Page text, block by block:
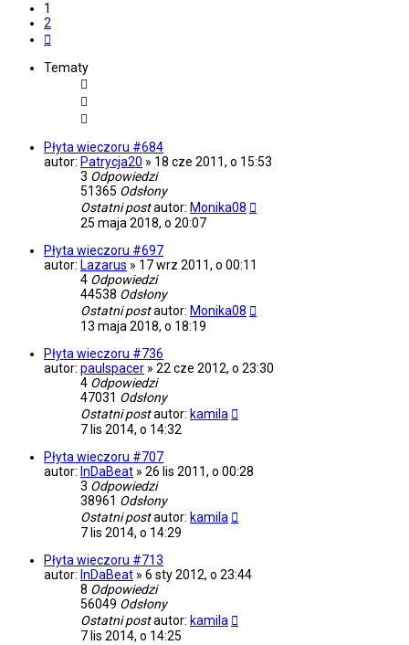
1
2
Tematy
Płyta wieczoru #684
autor: Patrycja20 » 18 cze 2011, o 15:53
3 Odpowiedzi
51365 Odsłony
Ostatni postautor: Monika08
25 maja 2018, o 20:07
Płyta wieczoru #697
autor: Lazarus » 17 wrz 2011, o 00:11
4 Odpowiedzi
44538 Odsłony
Ostatni postautor: Monika08
13 maja 2018, o 18:19
Płyta wieczoru #736
autor: paulspacer » 22 cze 2012, o 23:30
4 Odpowiedzi
47031 Odsłony
Ostatni postautor: kamila
7 lis 2014, o 14:32
Płyta wieczoru #707
autor: InDaBeat » 26 lis 2011, o 00:28
3 Odpowiedzi
38961 Odsłony
Ostatni postautor: kamila
7 lis 2014, o 14:29
Płyta wieczoru #713
autor: InDaBeat » 6 sty 2012, o 23:44
8 Odpowiedzi
56049 Odsłony
Ostatni postautor: kamila
7 lis 2014, o 14:25